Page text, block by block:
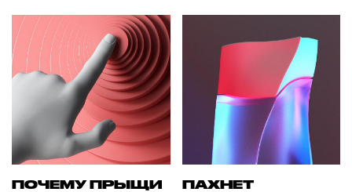
ПОЧЕМУ ПРЫЩИ
ПАХНЕТ